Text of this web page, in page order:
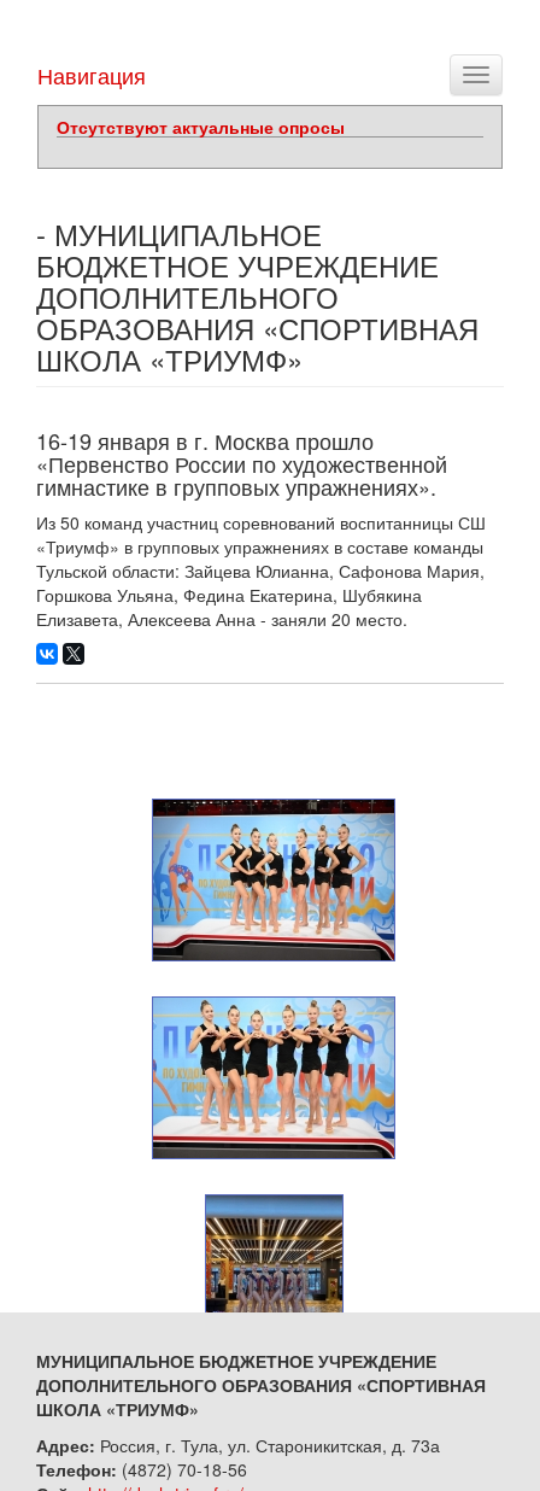
Toggle
Навигация
Отсутствуют актуальные опросы
- МУНИЦИПАЛЬНОЕ
БЮДЖЕТНОЕ УЧРЕЖДЕНИЕ
ДОПОЛНИТЕЛЬНОГО
ОБРАЗОВАНИЯ «СПОРТИВНАЯ
ШКОЛА «ТРИУМФ»
16-19 января в г. Москва прошло
«Первенство России по художественной
гимнастике в групповых упражнениях».
Из 50 команд участниц соревнований воспитанницы СШ
«Триумф» в групповых упражнениях в составе команды
Тульской области: Зайцева Юлианна, Сафонова Мария,
Горшкова Ульяна, Федина Екатерина, Шубякина
Елизавета, Алексеева Анна - заняли 20 место.
МУНИЦИПАЛЬНОЕ БЮДЖЕТНОЕ УЧРЕЖДЕНИЕ
ДОПОЛНИТЕЛЬНОГО ОБРАЗОВАНИЯ «СПОРТИВНАЯ
ШКОЛА «ТРИУМФ»
Адрес: Россия, г. Тула, ул. Староникитская, д. 73а
Телефон: (4872) 70-18-56